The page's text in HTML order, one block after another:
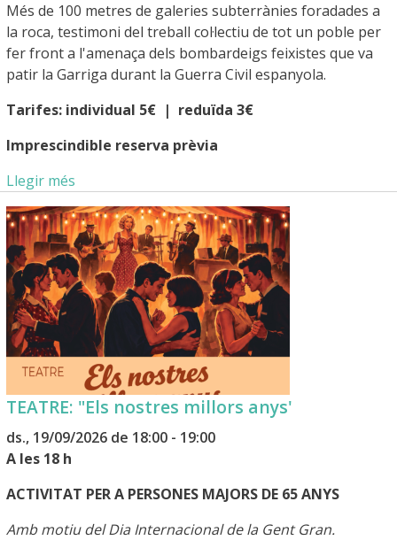
Més de 100 metres de galeries subterrànies foradades a
la roca, testimoni del treball col·lectiu de tot un poble per
fer front a l'amenaça dels bombardeigs feixistes que va
patir la Garriga durant la Guerra Civil espanyola.
Tarifes: individual 5€ | reduïda 3€
Imprescindible reserva prèvia
Llegir més
TEATRE: "Els nostres millors anys'
ds., 19/09/2026 de 18:00 - 19:00
A les 18 h
ACTIVITAT PER A PERSONES MAJORS DE 65 ANYS
Amb motiu del Dia Internacional de la Gent Gran.